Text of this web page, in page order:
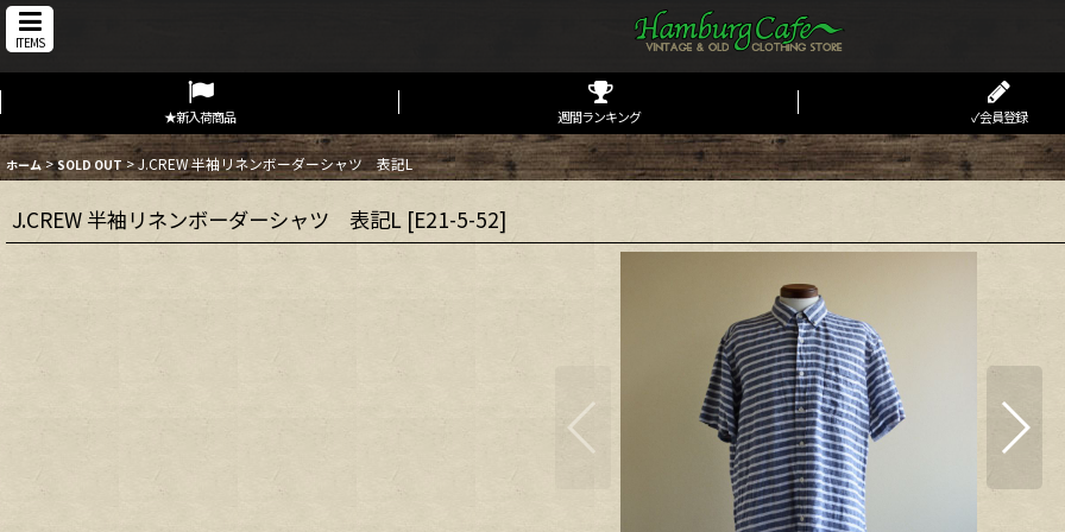
ITEMS
★新入荷商品 週間ランキング ✓会員登録
ホーム > SOLD OUT >J.CREW 半袖リネンボーダーシャツ 表記L
J.CREW 半袖リネンボーダーシャツ 表記L [E21-5-52]